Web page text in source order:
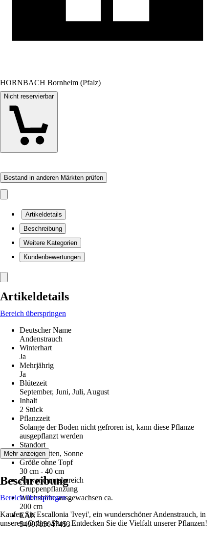
HORNBACH Bornheim (Pfalz)
Nicht reservierbar
Bestand in anderen Märkten prüfen
Artikeldetails
Beschreibung
Weitere Kategorien
Kundenbewertungen
Artikeldetails
Bereich überspringen
Deutscher Name
Andenstrauch
Winterhart
Ja
Mehrjährig
Ja
Blütezeit
September, Juni, Juli, August
Inhalt
2 Stück
Pflanzzeit
Solange der Boden nicht gefroren ist, kann diese Pflanze
ausgepflanzt werden
Standort
Halbschatten, Sonne
Größe ohne Topf
30 cm - 40 cm
Anwendungsbereich
Gruppenpflanzung
Wuchshöhe ausgewachsen ca.
200 cm
EAN
5400785047453
Mehr anzeigen
Beschreibung
Bereich überspringen
Kaufen Sie Escallonia 'Iveyi', ein wunderschöner Andenstrauch, in
unserem Online-Shop. Entdecken Sie die Vielfalt unserer Pflanzen!